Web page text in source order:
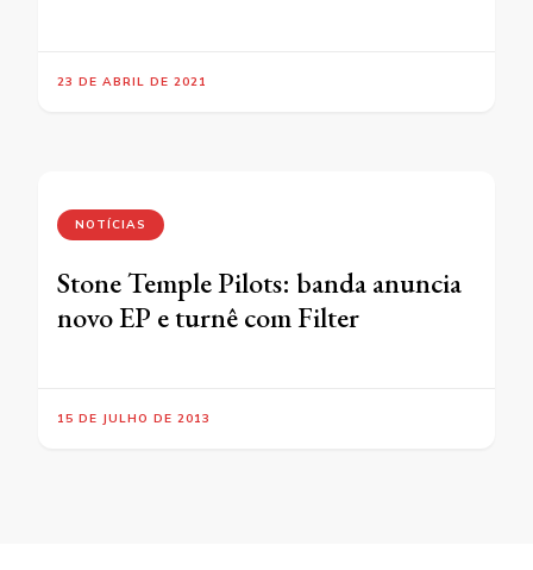
23 DE ABRIL DE 2021
NOTÍCIAS
Stone Temple Pilots: banda anuncia
novo EP e turnê com Filter
15 DE JULHO DE 2013